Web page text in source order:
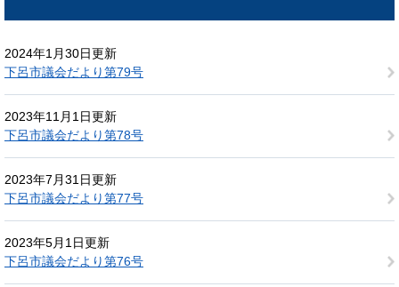
2024年1月30日更新
下呂市議会だより第79号
2023年11月1日更新
下呂市議会だより第78号
2023年7月31日更新
下呂市議会だより第77号
2023年5月1日更新
下呂市議会だより第76号